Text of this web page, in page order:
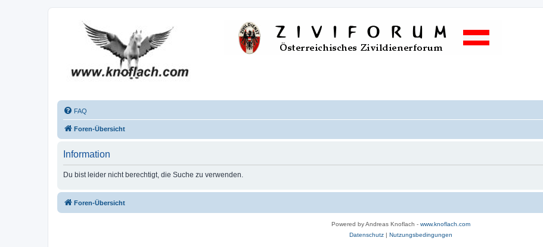
FAQ
Foren-Übersicht
Information
Du bist leider nicht berechtigt, die Suche zu verwenden.
Foren-Übersicht
Powered by Andreas Knoflach - www.knoflach.com
Datenschutz| Nutzungsbedingungen